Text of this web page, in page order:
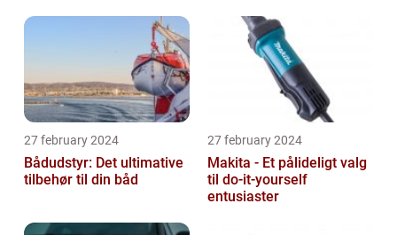
27 february 2024
Bådudstyr: Det ultimative
tilbehør til din båd
27 february 2024
Makita - Et pålideligt valg
til do-it-yourself
entusiaster